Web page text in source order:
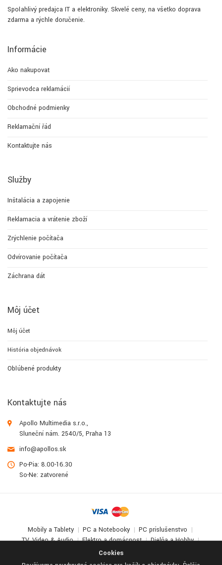
Cookies
Spoľahlivý predajca IT a elektroniky. Skvelé ceny, na všetko doprava
zdarma a rýchle doručenie.
Informácie
Ako nakupovať
Sprievodca reklamácií
Obchodné podmienky
Reklamační řád
Kontaktujte nás
Služby
Inštalácia a zapojenie
Reklamacia a vrátenie zboží
Zrýchlenie počítača
Odvírovanie počítača
Záchrana dát
Môj účet
Môj účet
História objednávok
Obľúbené produkty
Kontaktujte nás
Apollo Multimedia s.r.o.,
Sluneční nám. 2540/5, Praha 13
info@apollos.sk
Po-Pia: 8.00-16.30
So-Ne: zatvorené
Mobily a Tablety PC a Notebooky
PC príslušenstvo
TV, Video & Audio
Elektro a domácnosť
Dielňa a Hobby
Deti a zábava